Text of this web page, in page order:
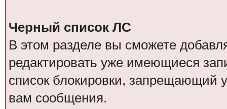
Черный список ЛС
В этом разделе вы сможете
редактировать уже имеющиеся
список блокировки, запрещающий
вам сообщения.